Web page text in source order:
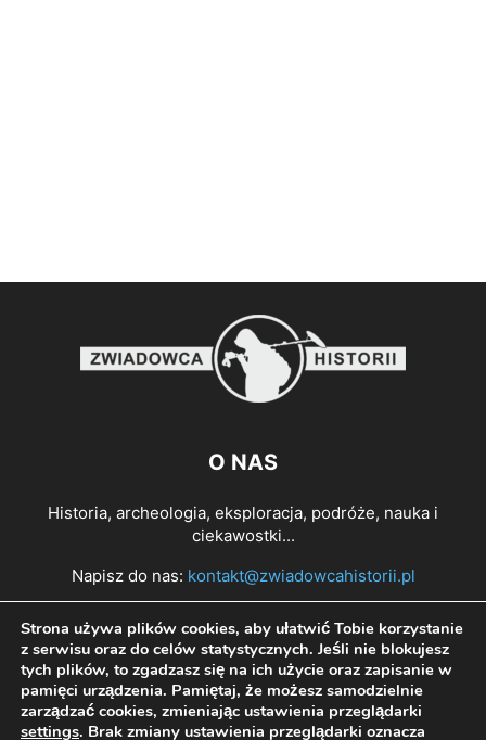
O NAS
Historia, archeologia, eksploracja, podróże, nauka i
ciekawostki...
Napisz do nas: kontakt@zwiadowcahistorii.pl
PODĄŻAJ ZA NAMI
Strona używa plików cookies, aby ułatwić Tobie korzystanie
z serwisu oraz do celów statystycznych. Jeśli nie blokujesz
tych plików, to zgadzasz się na ich użycie oraz zapisanie w
pamięci urządzenia. Pamiętaj, że możesz samodzielnie
zarządzać cookies, zmieniając ustawienia przeglądarki
settings. Brak zmiany ustawienia przeglądarki oznacza